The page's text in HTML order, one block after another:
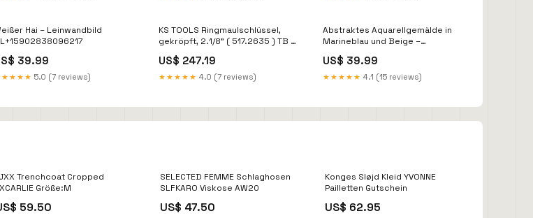
Hai – Leinwandbild
39.99
5.0 (7 reviews)
KS TOOLS Ringmaulschlüssel,
gekröpft, 2.1/8" ( 517.2635 ) TB -
US$ 247.19
★★★★★ 4.0 (7 reviews)
Abstraktes Aquarellgemälde in
Marineblau und Beige –
US$ 39.99
★★★★★ 4.1 (15 reviews)
Trenchcoat Cropped
Größe:M
59.50
SELECTED FEMME Schlaghosen
SLFKARO Viskose AW20
US$ 47.50
Konges Sløjd Kleid YVONNE
Pailletten Gutschein
US$ 62.95